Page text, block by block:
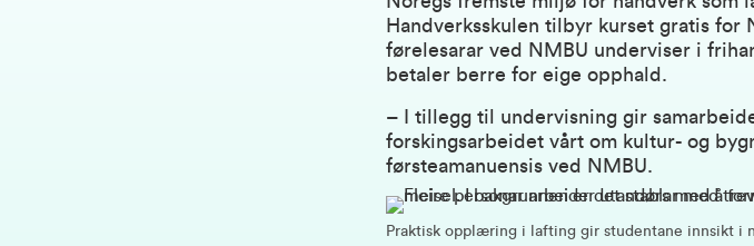
Handverksskulen tilbyr kurset gratis for
førelesarar ved NMBU underviser i
betaler berre for eige opphald.
– I tillegg til undervisning gir
forskingsarbeidet vårt om kultur- og
førsteamanuensis ved NMBU.
Praktisk opplæring i lafting gir studentane innsikt i